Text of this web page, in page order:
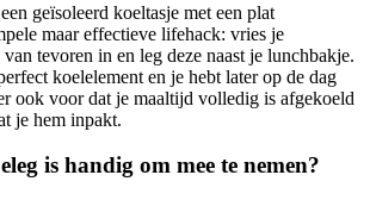
geïsoleerd koeltasje met een plat
maar effectieve lifehack: vries je
tevoren in en leg deze naast je lunchbakje.
koelelement en je hebt later op de dag
ook voor dat je maaltijd volledig is afgekoeld
je hem inpakt.
is handig om mee te nemen?